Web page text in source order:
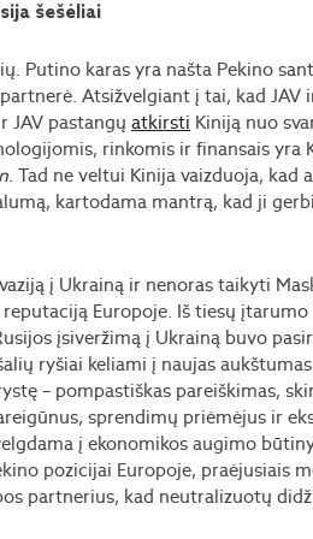
šešėliai
Putino karas yra našta Pekino
Atsižvelgiant į tai, kad JAV
JAV pastangųatkirsti Kiniją nuo
rinkomis ir finansais yra
. Tad ne veltui Kinija vaizduoja, kad
kartodama mantrą, kad ji
į Ukrainą ir nenoras taikyti
Europoje. Iš tiesų
įsiveržimą į Ukrainą buvo
ryšiai keliami į naujas
– pompastiškas pareiškimas,
sprendimų priėmėjus ir
į ekonomikos augimo
pozicijai Europoje, praėjusiais
partnerius, kad neutralizuotų